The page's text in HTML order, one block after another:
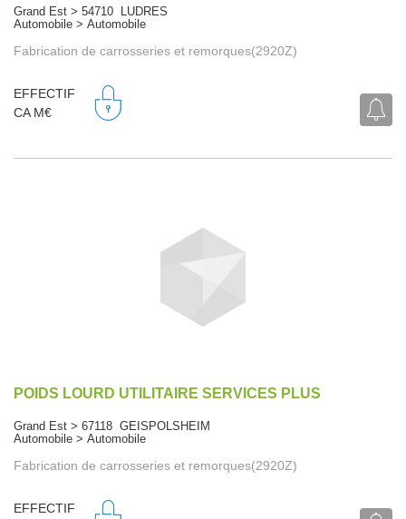
Grand Est > 54710 LUDRES
Automobile > Automobile
Fabrication de carrosseries et remorques(2920Z)
EFFECTIF
CA M€
POIDS LOURD UTILITAIRE SERVICES PLUS
Grand Est > 67118 GEISPOLSHEIM
Automobile > Automobile
Fabrication de carrosseries et remorques(2920Z)
EFFECTIF